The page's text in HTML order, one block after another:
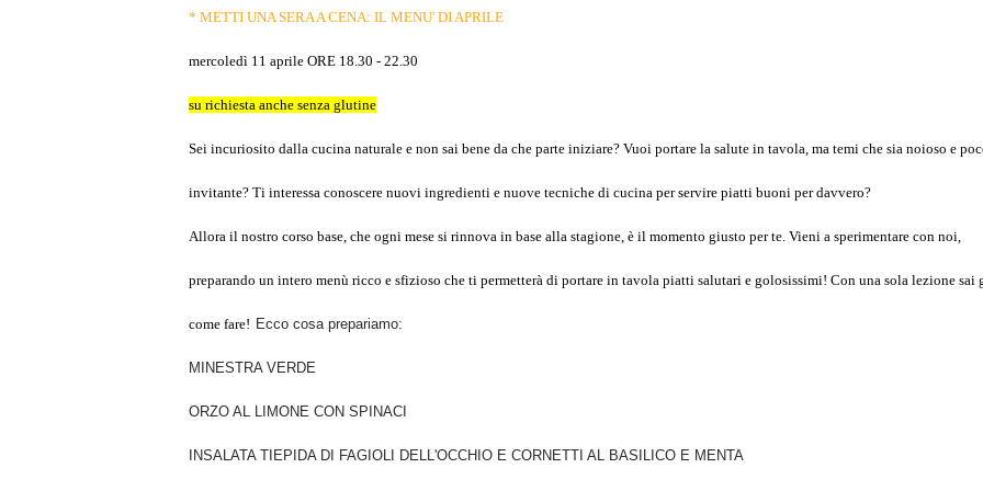
* METTI UNA SERA A CENA: IL MENU' DI APRILE
mercoledì 11 aprile ORE 18.30 - 22.30
su richiesta anche senza glutine
Sei incuriosito dalla cucina naturale e non sai bene da che parte iniziare? Vuoi portare la salute in tavola, ma temi che sia noioso e
invitante? Ti interessa conoscere nuovi ingredienti e nuove tecniche di cucina per servire piatti buoni per davvero?
Allora il nostro corso base, che ogni mese si rinnova in base alla stagione, è il momento giusto per te. Vieni a sperimentare con noi,
preparando un intero menù ricco e sfizioso che ti permetterà di portare in tavola piatti salutari e golosissimi! Con una sola lezione sai
come fare! Ecco cosa prepariamo:
MINESTRA VERDE
ORZO AL LIMONE CON SPINACI
INSALATA TIEPIDA DI FAGIOLI DELL'OCCHIO E CORNETTI AL BASILICO E MENTA